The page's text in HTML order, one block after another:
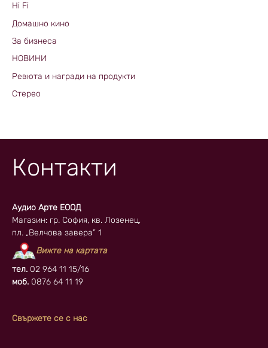
Hi Fi
Домашно кино
За бизнеса
НОВИНИ
Ревюта и награди на продукти
Стерео
Контакти
Аудио Арте ЕООД
Магазин: гр. София, кв. Лозенец,
пл. „Велчова завера” 1
Вижте на картата
тел. 02 964 11 15/16
моб. 0876 64 11 19
Свържете се с нас